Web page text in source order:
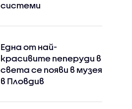
системи
Една от най-
красивите пеперуди в
света се появи в музея
в Пловдив